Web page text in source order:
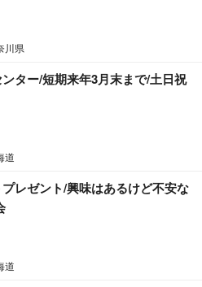
川県
ター/短期来年3月末まで/土日祝
道
レゼント/興味はあるけど不安な
道